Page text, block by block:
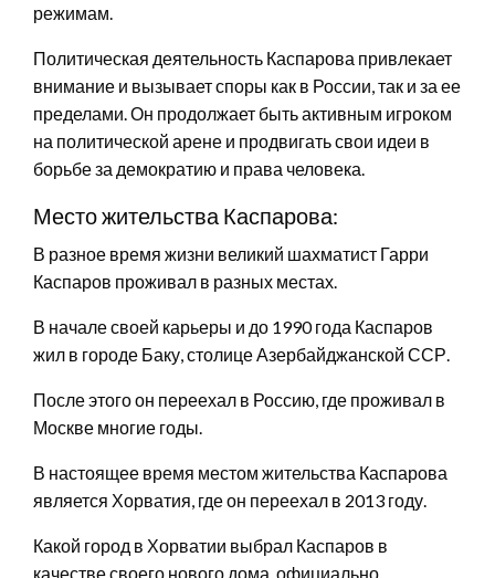
режимам.
Политическая деятельность Каспарова привлекает
внимание и вызывает споры как в России, так и за ее
пределами. Он продолжает быть активным игроком
на политической арене и продвигать свои идеи в
борьбе за демократию и права человека.
Место жительства Каспарова:
В разное время жизни великий шахматист Гарри
Каспаров проживал в разных местах.
В начале своей карьеры и до 1990 года Каспаров
жил в городе Баку, столице Азербайджанской ССР.
После этого он переехал в Россию, где проживал в
Москве многие годы.
В настоящее время местом жительства Каспарова
является Хорватия, где он переехал в 2013 году.
Какой город в Хорватии выбрал Каспаров в
качестве своего нового дома, официально